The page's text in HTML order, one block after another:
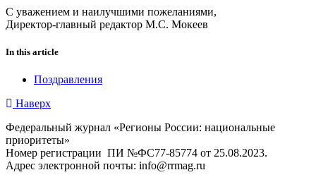
С уважением и наилучшими пожеланиями,
Директор-главный редактор М.С. Мокеев
In this article
Поздравления
Наверх
Федеральный журнал «Регионы России: национальные
приоритеты»
Номер регистрации ПИ №ФС77-85774 от 25.08.2023.
Адрес электронной почты: info@rrmag.ru